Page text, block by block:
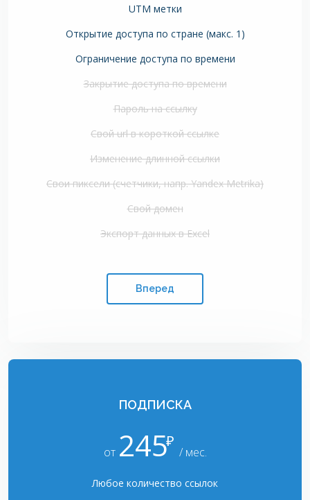
UTM метки
Открытие доступа по стране (макс. 1)
Ограничение доступа по времени
Закрытие доступа по времени
Пароль на ссылку
Свой url в короткой ссылке
Изменение длинной ссылки
Свои пиксели (счетчики, напр. Yandex Metrika)
Свой домен
Экспорт данных в Excel
Вперед
ПОДПИСКА
от 245₽
/ мес.
Любое количество ссылок